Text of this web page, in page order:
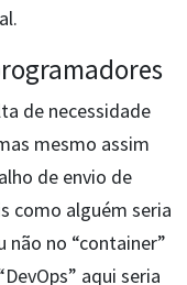
de necessidade
mesmo assim
de envio de
como alguém seria
não no “container”
aqui seria